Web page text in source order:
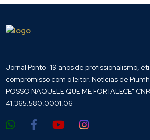
Jornal Ponto -19 anos de profissionalismo,
compromisso com o leitor. Notícias de
POSSO NAQUELE QUE ME FORTALECE"
41.365.580.0001.06